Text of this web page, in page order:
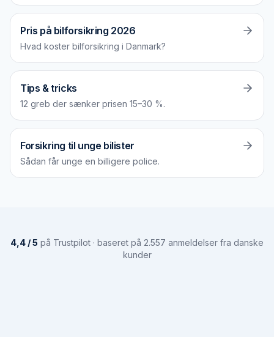
Pris på bilforsikring 2026
Hvad koster bilforsikring i Danmark?
Tips & tricks
12 greb der sænker prisen 15–30 %.
Forsikring til unge bilister
Sådan får unge en billigere police.
4,4 / 5 på Trustpilot · baseret på 2.557 anmeldelser fra danske
kunder